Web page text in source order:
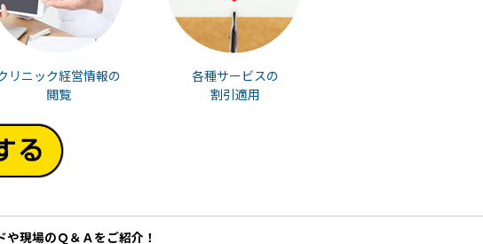
リニック経営情報の
閲覧
各種サービスの
割引適用
現場のＱ＆Ａをご紹介！